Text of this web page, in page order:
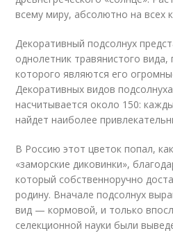
всему миру, абсолютно на всех
Декоративный подсолнух
однолетник травянистого
которого являются его
Декоративных видов
насчитывается около 150:
найдет наиболее
В Россию этот цветок попал,
«заморские диковинки»,
который собственноручно
родину. Вначале подсолнух
вид — кормовой, и только
селекционной науки были